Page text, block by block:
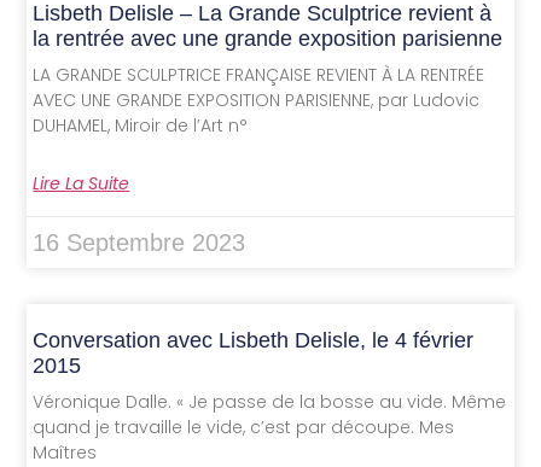
Lisbeth Delisle – La Grande Sculptrice revient à
la rentrée avec une grande exposition parisienne
LA GRANDE SCULPTRICE FRANÇAISE REVIENT À LA RENTRÉE
AVEC UNE GRANDE EXPOSITION PARISIENNE, par Ludovic
DUHAMEL, Miroir de l’Art n°
Lire La Suite
16 Septembre 2023
Conversation avec Lisbeth Delisle, le 4 février
2015
Véronique Dalle. « Je passe de la bosse au vide. Même
quand je travaille le vide, c’est par découpe. Mes
Maîtres